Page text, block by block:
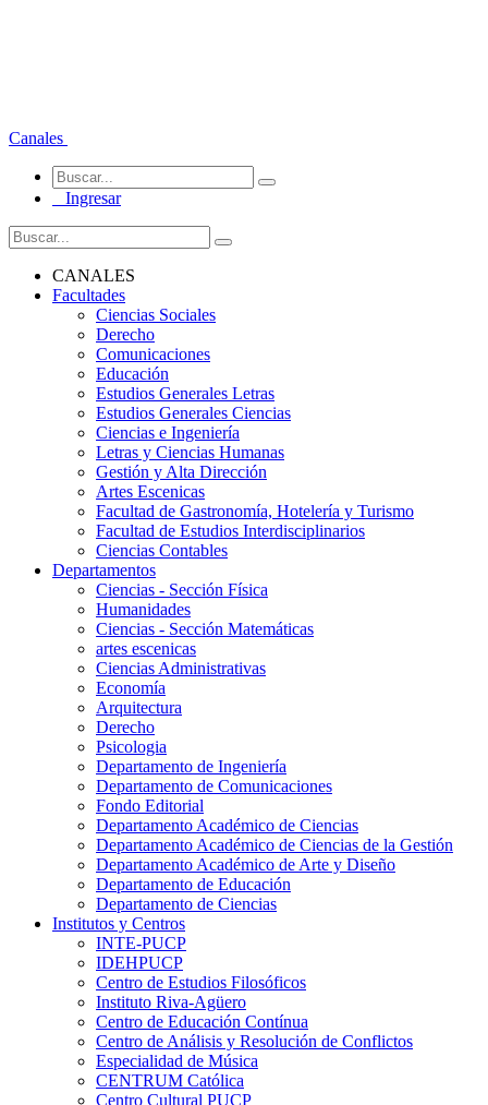
Canales
Ingresar
CANALES
Facultades
Ciencias Sociales
Derecho
Comunicaciones
Educación
Estudios Generales Letras
Estudios Generales Ciencias
Ciencias e Ingeniería
Letras y Ciencias Humanas
Gestión y Alta Dirección
Artes Escenicas
Facultad de Gastronomía, Hotelería y Turismo
Facultad de Estudios Interdisciplinarios
Ciencias Contables
Departamentos
Ciencias - Sección Física
Humanidades
Ciencias - Sección Matemáticas
artes escenicas
Ciencias Administrativas
Economía
Arquitectura
Derecho
Psicologia
Departamento de Ingeniería
Departamento de Comunicaciones
Fondo Editorial
Departamento Académico de Ciencias
Departamento Académico de Ciencias de la Gestión
Departamento Académico de Arte y Diseño
Departamento de Educación
Departamento de Ciencias
Institutos y Centros
INTE-PUCP
IDEHPUCP
Centro de Estudios Filosóficos
Instituto Riva-Agüero
Centro de Educación Contínua
Centro de Análisis y Resolución de Conflictos
Especialidad de Música
CENTRUM Católica
Centro Cultural PUCP